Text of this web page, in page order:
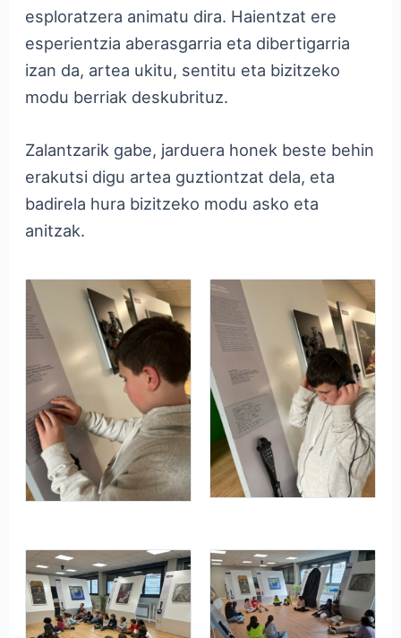
esploratzera animatu dira. Haientzat ere
esperientzia aberasgarria eta dibertigarria
izan da, artea ukitu, sentitu eta bizitzeko
modu berriak deskubrituz.
Zalantzarik gabe, jarduera honek beste behin
erakutsi digu artea guztiontzat dela, eta
badirela hura bizitzeko modu asko eta
anitzak.